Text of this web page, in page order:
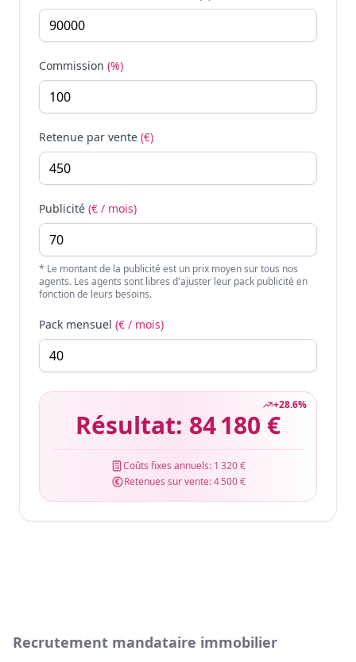
Commission (%)
Retenue par vente (€)
Publicité (€ / mois)
* Le montant de la publicité est un prix moyen sur tous nos
agents. Les agents sont libres d'ajuster leur pack publicité en
fonction de leurs besoins.
Pack mensuel (€ / mois)
+28.6%
Résultat: 84 180 €
Coûts fixes annuels: 1 320 €
Retenues sur vente:4 500 €
Recrutement mandataire immobilier